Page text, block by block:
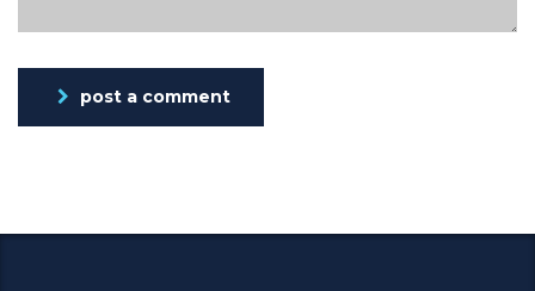
post a comment